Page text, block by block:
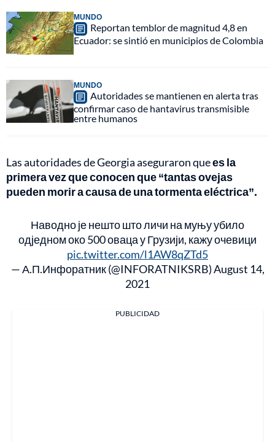
MUNDO
Reportan temblor de magnitud 4,8 en
Ecuador: se sintió en municipios de Colombia
MUNDO
Autoridades se mantienen en alerta tras
confirmar caso de hantavirus transmisible
entre humanos
Las autoridades de Georgia aseguraron quees la
primera vez que conocen que “tantas ovejas
pueden morir a causa de una tormenta eléctrica”.
Наводно је нешто што личи на муњу убило
одједном око 500 оваца у Грузији, кажу очевици
pic.twitter.com/l1AW8qZTd5
— А.П.Инфоратник (@INFORATNIKSRB)August 14,
2021
PUBLICIDAD